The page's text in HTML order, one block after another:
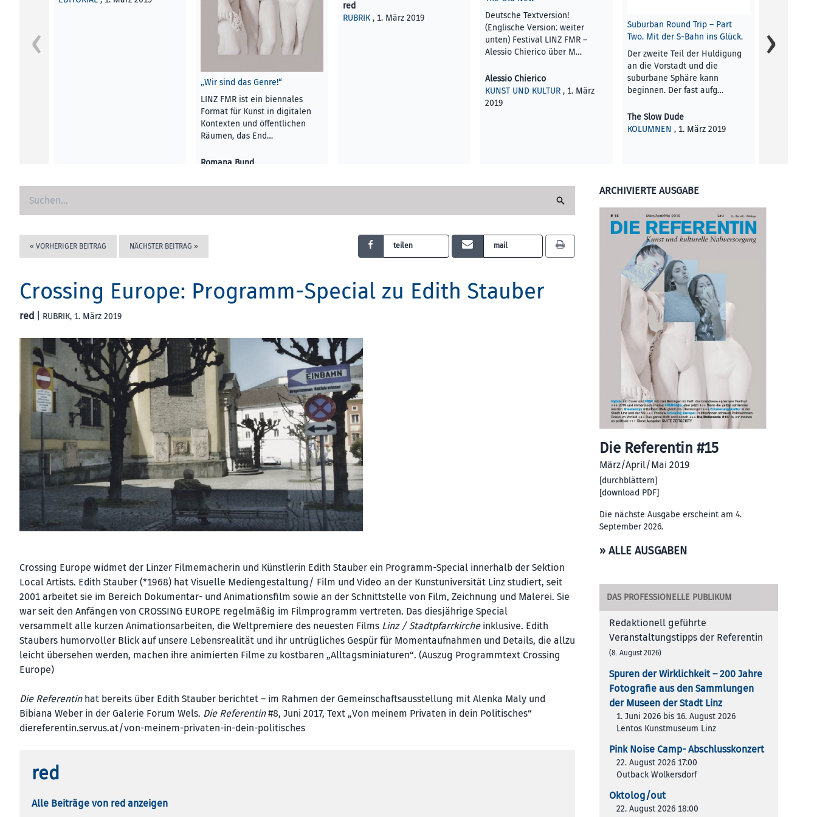
„Wir sind das Genre!“
LINZ FMR ist ein biennales
Format für Kunst in digitalen
Kontexten und öffentlichen
Räumen, das End…
Romana Bund
2019
red
RUBRIK , 1. März 2019
Deutsche Textversion!
(Englische Version: weiter
unten) Festival LINZ FMR –
Alessio Chierico über M…
Alessio Chierico
KUNST UND KULTUR , 1. März
2019
Suburban Round Trip – Part
Two. Mit der S-Bahn ins Glück.
Der zweite Teil der Huldigung
an die Vorstadt und die
suburbane Sphäre kann
beginnen. Der fast aufg…
The Slow Dude
KOLUMNEN , 1. März 2019
Version
mikro-
« VORHERIGER BEITRAG NÄCHSTER BEITRAG » teilen mail
Crossing Europe: Programm-Special zu Edith Stauber
red RUBRIK, 1. März 2019
Crossing Europe widmet der Linzer Filmemacherin und Künstlerin Edith Stauber ein Programm-Special innerhalb der Sektion
Local Artists. Edith Stauber (*1968) hat Visuelle Mediengestaltung/ Film und Video an der Kunstuniversität Linz studiert, seit
2001 arbeitet sie im Bereich Dokumentar- und Animationsfilm sowie an der Schnittstelle von Film, Zeichnung und Malerei. Sie
war seit den Anfängen von CROSSING EUROPE regelmäßig im Filmprogramm vertreten. Das diesjährige Special
versammelt alle kurzen Animationsarbeiten, die Weltpremiere des neuesten Films Linz / Stadtpfarrkircheinklusive. Edith
Staubers humorvoller Blick auf unsere Lebensrealität und ihr untrügliches Gespür für Momentaufnahmen und Details, die allzu
leicht übersehen werden, machen ihre animierten Filme zu kostbaren „Alltagsminiaturen“. (Auszug Programmtext Crossing
Europe)
Die Referentinhat bereits über Edith Stauber berichtet – im Rahmen der Gemeinschaftsausstellung mit Alenka Maly und
Bibiana Weber in der Galerie Forum Wels. Die Referentin#8, Juni 2017, Text „Von meinem Privaten in dein Politisches“
diereferentin.servus.at/von-meinem-privaten-in-dein-politisches
red
Alle Beiträge von red anzeigen
ARCHIVIERTE AUSGABE
Die Referentin #15
März/April/Mai 2019
[durchblättern]
[download PDF]
Die nächste Ausgabe erscheint am 4.
September 2026.
» ALLE AUSGABEN
DAS PROFESSIONELLE PUBLIKUM
Redaktionell geführte
Veranstaltungstipps der Referentin
(8. August 2026)
Spuren der Wirklichkeit – 200 Jah­re
Foto­gra­fie aus den Samm­lun­gen
der Muse­en der Stadt Linz
1. Juni 2026 bis 16. August 2026
Lentos Kunstmuseum Linz
Pink Noise Camp- Abschlusskonzert
22. August 2026 17:00
Outback Wolkersdorf
Oktolog/out
22. August 2026 18:00